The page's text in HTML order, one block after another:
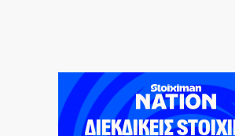
8|08|2026 | 20:00
Θα γίνει η «Συμφωνία της Μέκκας» το
Μουσουλμανικό ΝΑΤΟ;